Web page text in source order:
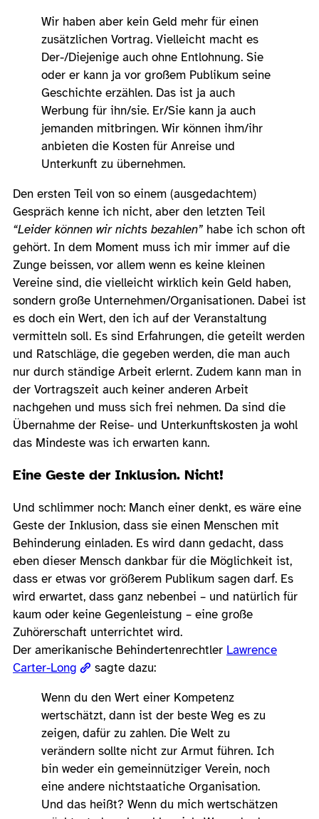
Wir haben aber kein Geld mehr für einen
zusätzlichen Vortrag. Vielleicht macht es
Der-/Diejenige auch ohne Entlohnung. Sie
oder er kann ja vor großem Publikum seine
Geschichte erzählen. Das ist ja auch
Werbung für ihn/sie. Er/Sie kann ja auch
jemanden mitbringen. Wir können ihm/ihr
anbieten die Kosten für Anreise und
Unterkunft zu übernehmen.
Den ersten Teil von so einem (ausgedachtem)
Gespräch kenne ich nicht, aber den letzten Teil
“Leider können wir nichts bezahlen” habe ich schon oft
gehört. In dem Moment muss ich mir immer auf die
Zunge beissen, vor allem wenn es keine kleinen
Vereine sind, die vielleicht wirklich kein Geld haben,
sondern große Unternehmen/Organisationen. Dabei ist
es doch ein Wert, den ich auf der Veranstaltung
vermitteln soll. Es sind Erfahrungen, die geteilt werden
und Ratschläge, die gegeben werden, die man auch
nur durch ständige Arbeit erlernt. Zudem kann man in
der Vortragszeit auch keiner anderen Arbeit
nachgehen und muss sich frei nehmen. Da sind die
Übernahme der Reise- und Unterkunftskosten ja wohl
das Mindeste was ich erwarten kann.
Eine Geste der Inklusion. Nicht!
Und schlimmer noch: Manch einer denkt, es wäre eine
Geste der Inklusion, dass sie einen Menschen mit
Behinderung einladen. Es wird dann gedacht, dass
eben dieser Mensch dankbar für die Möglichkeit ist,
dass er etwas vor größerem Publikum sagen darf. Es
wird erwartet, dass ganz nebenbei – und natürlich für
kaum oder keine Gegenleistung – eine große
Zuhörerschaft unterrichtet wird.
Der amerikanische Behindertenrechtler Lawrence
Carter-Long
sagte dazu:
Wenn du den Wert einer Kompetenz
wertschätzt, dann ist der beste Weg es zu
zeigen, dafür zu zahlen. Die Welt zu
verändern sollte nicht zur Armut führen. Ich
bin weder ein gemeinnütziger Verein, noch
eine andere nichtstaatiche Organisation.
Und das heißt? Wenn du mich wertschätzen